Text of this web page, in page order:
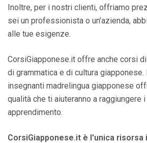
Inoltre, per i nostri clienti, offriamo
sei un professionista o un'azienda,
alle tue esigenze.
CorsiGiapponese.it offre anche corsi
di grammatica e di cultura
insegnanti madrelingua giapponese
qualità che ti aiuteranno a raggiungere
apprendimento.
CorsiGiapponese.it è l'unica risorsa